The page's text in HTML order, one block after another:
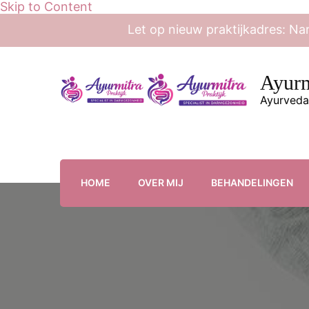
Skip to Content
Let op nieuw praktijkadres:
HOME OVER MIJ BEHANDELINGEN